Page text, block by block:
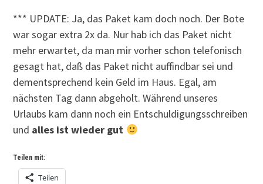
*** UPDATE: Ja, das Paket kam doch noch. Der Bote
war sogar extra 2x da. Nur hab ich das Paket nicht
mehr erwartet, da man mir vorher schon telefonisch
gesagt hat, daß das Paket nicht auffindbar sei und
dementsprechend kein Geld im Haus. Egal, am
nächsten Tag dann abgeholt. Während unseres
Urlaubs kam dann noch ein Entschuldigungsschreiben
und alles ist wieder gut
Teilen mit:
Teilen